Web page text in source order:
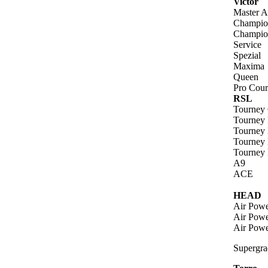
Master
Service
Spezial
Maxima
Queen
Pro
RSL
Tourney
Tourney
Tourney
Tourney
Tourney
A9
ACE
HEAD
Air
Air
Air